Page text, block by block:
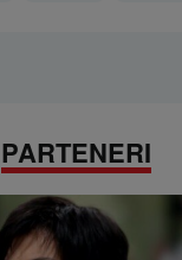
PARTENERI